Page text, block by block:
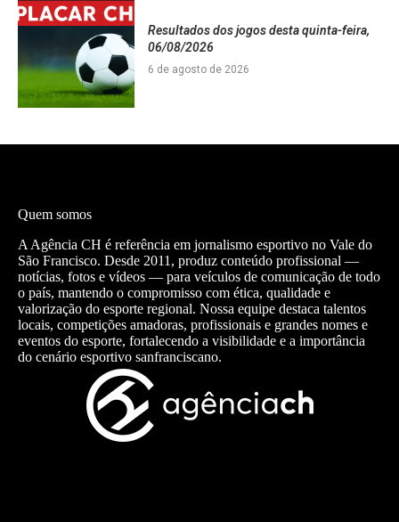
Resultados dos jogos desta quinta-feira,
06/08/2026
6 de agosto de 2026
Quem somos
A Agência CH é referência em jornalismo esportivo no Vale do
São Francisco. Desde 2011, produz conteúdo profissional —
notícias, fotos e vídeos — para veículos de comunicação de todo
o país, mantendo o compromisso com ética, qualidade e
valorização do esporte regional. Nossa equipe destaca talentos
locais, competições amadoras, profissionais e grandes nomes e
eventos do esporte, fortalecendo a visibilidade e a importância
do cenário esportivo sanfranciscano.